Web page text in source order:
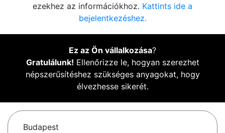
ezekhez az információkhoz. Kattints ide a
bejelentkezéshez.
Ez az Ön vállalkozása?
Gratulálunk! Ellenőrizze le, hogyan szerezhet
népszerűsítéshez szükséges anyagokat, hogy
élvezhesse sikerét.
Budapest